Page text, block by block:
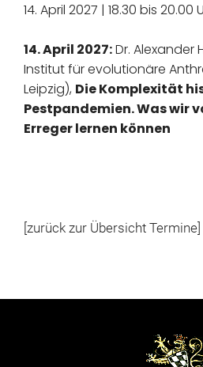
14. April 2027 | 18.30 bis 20.00
14. April 2027:Dr. Alexander
Institut für evolutionäre
Leipzig), Die Komplexität
Pestpandemien. Was wir
Erreger lernen können
[zurück zur Übersicht Termine]